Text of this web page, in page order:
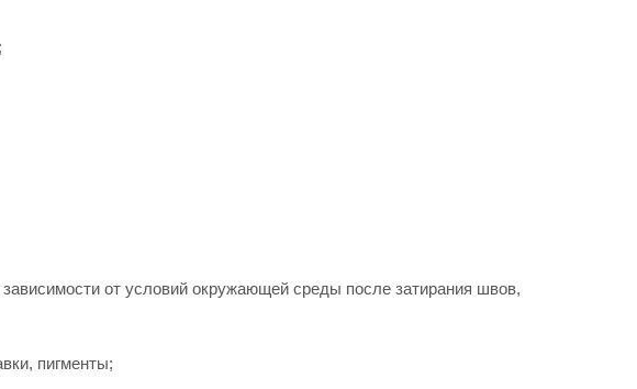
от условий окружающей среды после затирания швов,
пигменты;